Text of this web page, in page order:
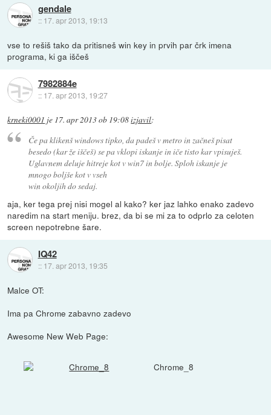
gendale
:: 17. apr 2013, 19:13
vse to rešiš tako da pritisneš win key in prvih par črk imena
programa, ki ga iščeš
7982884e
:: 17. apr 2013, 19:27
krneki0001 je 17. apr 2013 ob 19:08izjavil:
Če pa klikenš windows tipko, da padeš v metro in začneš pisat
besedo (kar že iščeš) se pa vklopi iskanje in iče tisto kar vpisuješ.
Uglavnem deluje hitreje kot v win7 in bolje. Sploh iskanje je
mnogo boljše kot v vseh
win okoljih do sedaj.
aja, ker tega prej nisi mogel al kako? ker jaz lahko enako zadevo
naredim na start meniju. brez, da bi se mi za to odprlo za celoten
screen nepotrebne šare.
IQ42
:: 17. apr 2013, 19:35
Malce OT:
Ima pa Chrome zabavno zadevo
Awesome New Web Page:
Chrome_8